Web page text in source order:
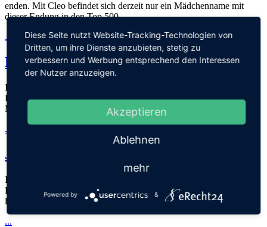
enden. Mit Cleo befindet sich derzeit nur ein Mädchenname mit
dieser Endung in den Top 500.
...
Mädchennamen mit Meeresbezug
In dieser Liste finden sich Mädchennamen für Deichkinder,
Küstenmädchen, Nordlichter oder aber einfach nur Eltern, die das
Meer lieben und einen Namen suchen, der dies deutlich macht.
...
Jungennamen mit Meeresbezug
In dieser Liste finden sich Jungennamen für Deichkinder,
Küstenjungs, Nordlichter oder aber einfach nur Eltern, die das Meer
lieben und einen Namen suchen, der dies deutlich macht.
...
Diese Seite nutzt Website-Tracking-Technologien von
Dritten, um ihre Dienste anzubieten, stetig zu
verbessern und Werbung entsprechend den Interessen
der Nutzer anzuzeigen.
Akzeptieren
Ablehnen
mehr
Powered by &